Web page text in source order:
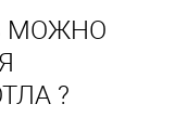
МОЖНО
?